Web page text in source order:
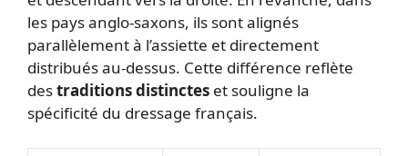
les pays anglo-saxons, ils sont alignés
parallèlement à l’assiette et directement
distribués au-dessus. Cette différence reflète
destraditions distinctes et souligne la
spécificité du dressage français.